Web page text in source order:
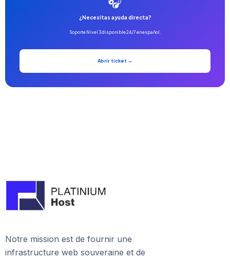
¿Necesitas ayuda directa?
Soporte Nivel 3 disponible 24/7 en español.
Abrir ticket →
Notre mission est de fournir une
infrastructure web souveraine et de